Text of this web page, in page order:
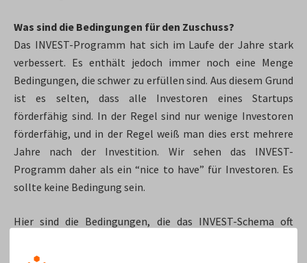
Was sind die Bedingungen für den Zuschuss?
Das INVEST-Programm hat sich im Laufe der Jahre stark
verbessert. Es enthält jedoch immer noch eine Menge
Bedingungen, die schwer zu erfüllen sind. Aus diesem Grund
ist es selten, dass alle Investoren eines Startups
förderfähig sind. In der Regel sind nur wenige Investoren
förderfähig, und in der Regel weiß man dies erst mehrere
Jahre nach der Investition. Wir sehen das INVEST-
Programm daher als ein “nice to have” für Investoren. Es
sollte keine Bedingung sein.
Hier sind die Bedingungen, die das INVEST-Schema oft